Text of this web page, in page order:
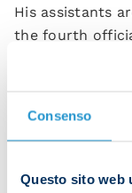
Consenso
Questo sito web
His assistants
the fourth
PREVIOUS
BY SOZZA: